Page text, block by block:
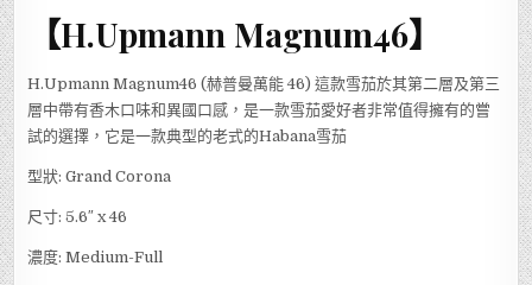
MAGNUM46】
【H.Upmann Magnum46】
H.Upmann Magnum46 (赫普曼萬能 46) 這款雪茄於其第二層及第三
層中帶有香木口味和異國口感，是一款雪茄愛好者非常值得擁有的嘗
試的選擇，它是一款典型的老式的Habana雪茄
型狀: Grand Corona
尺寸: 5.6″ x 46
濃度: Medium-Full